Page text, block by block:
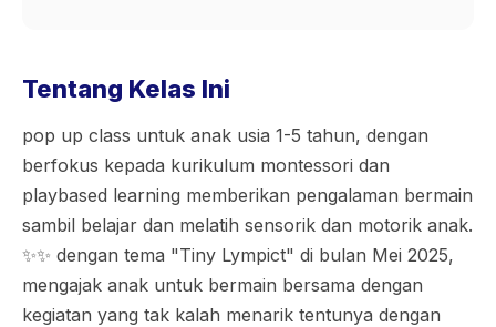
Tentang Kelas Ini
pop up class untuk anak usia 1-5 tahun, dengan
berfokus kepada kurikulum montessori dan
playbased learning memberikan pengalaman bermain
sambil belajar dan melatih sensorik dan motorik anak.
✨✨ dengan tema "Tiny Lympict" di bulan Mei 2025,
mengajak anak untuk bermain bersama dengan
kegiatan yang tak kalah menarik tentunya dengan